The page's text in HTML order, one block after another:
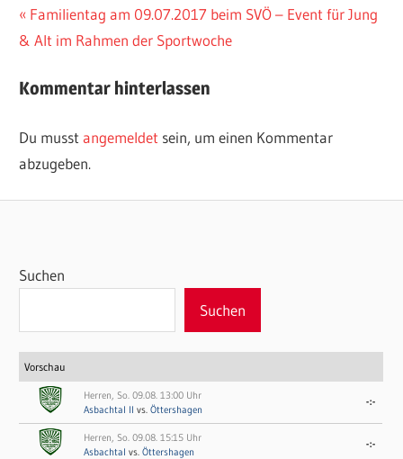
Beitragsnavigation
Vorheriger
Beitrag:
Familientag am 09.07.2017 beim SVÖ – Event für Jung
& Alt im Rahmen der Sportwoche
Kommentar hinterlassen
Du musstangemeldet sein, um einen Kommentar
abzugeben.
Suchen
Suchen
Vorschau
Herren, So. 09.08. 13:00 Uhr
Asbachtal II vs.Öttershagen
-:-
Herren, So. 09.08. 15:15 Uhr
Asbachtal vs.Öttershagen
-:-